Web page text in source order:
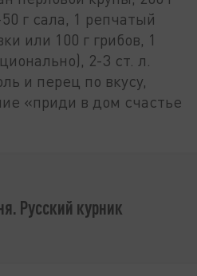
г сала, 1 репчатый
или 100 г грибов, 1
2-3 ст. л.
и перец по вкусу,
«приди в дом счастье
Русский курник